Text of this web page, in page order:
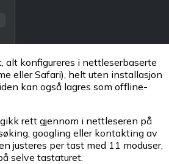
alt konfigureres i nettleserbaserte
eller Safari), helt uten installasjon
kan også lagres som offline-
rett gjennom i nettleseren på
googling eller kontakting av
justeres per tast med 11 moduser,
selve tastaturet.